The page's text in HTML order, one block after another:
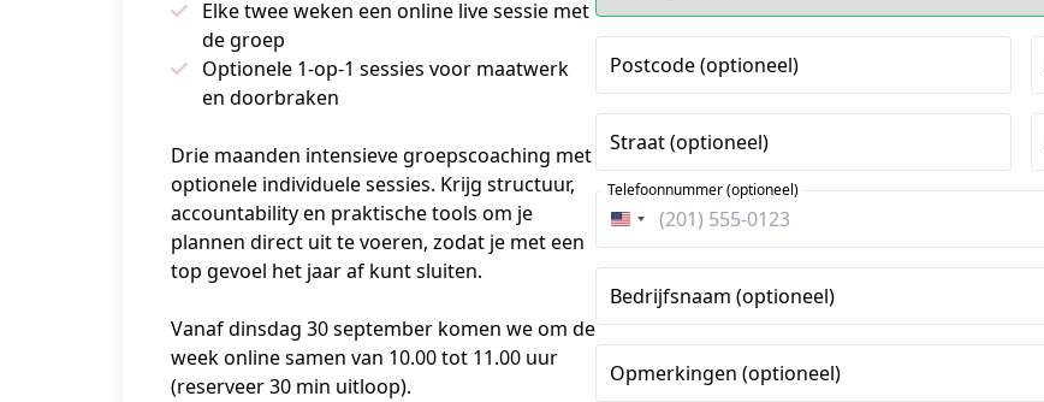
Elke twee weken een online live sessie met
de groep
Optionele 1-op-1 sessies voor maatwerk
en doorbraken
Drie maanden intensieve groepscoaching met
optionele individuele sessies. Krijg structuur,
accountability en praktische tools om je
plannen direct uit te voeren, zodat je met een
top gevoel het jaar af kunt sluiten.
Vanaf dinsdag 30 september komen we om de
week online samen van 10.00 tot 11.00 uur
(reserveer 30 min uitloop).
Postcode (optioneel)
Straat (optioneel)
Verenigde
Staten
+1
Telefoonnummer (optioneel)
Bedrijfsnaam (optioneel)
Opmerkingen (optioneel)